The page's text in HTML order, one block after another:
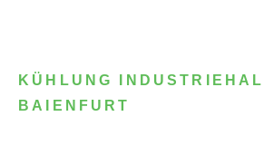
KÜHLUNG
BAIENFURT